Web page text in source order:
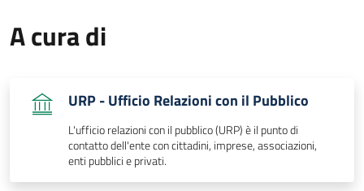
A cura di
URP - Ufficio Relazioni con il Pubblico
L'ufficio relazioni con il pubblico (URP) è il punto di
contatto dell'ente con cittadini, imprese, associazioni,
enti pubblici e privati.